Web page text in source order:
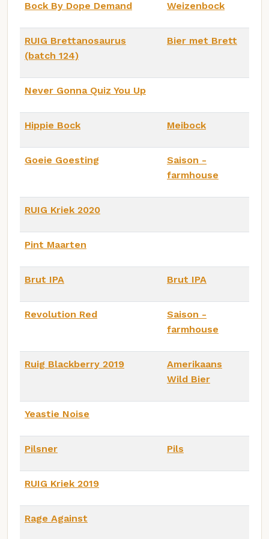
Bock By Dope Demand Weizenbock
RUIG Brettanosaurus
(batch 124)
Bier met Brett
Never Gonna Quiz You Up
Hippie Bock Meibock
Goeie Goesting
Saison -
farmhouse
RUIG Kriek 2020
Pint Maarten
Brut IPA Brut IPA
Revolution Red
Saison -
farmhouse
Ruig Blackberry 2019
Amerikaans
Wild Bier
Yeastie Noise
Pilsner Pils
RUIG Kriek 2019
Rage Against